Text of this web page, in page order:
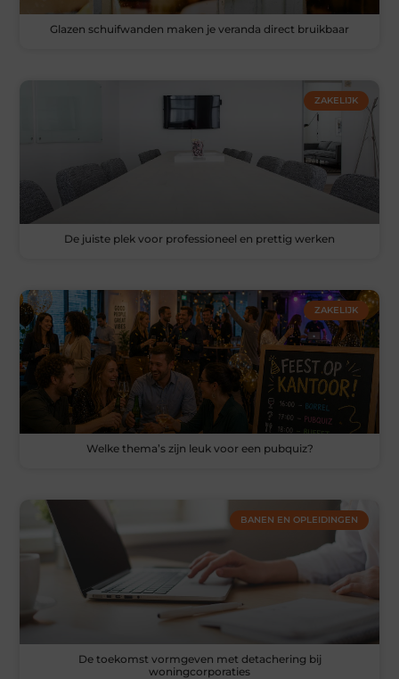
Glazen schuifwanden maken je veranda direct bruikbaar
ZAKELIJK
De juiste plek voor professioneel en prettig werken
ZAKELIJK
Welke thema’s zijn leuk voor een pubquiz?
BANEN EN OPLEIDINGEN
De toekomst vormgeven met detachering bij
woningcorporaties